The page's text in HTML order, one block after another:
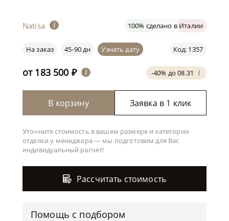
Natisa i 100% сделано в Италии
Код: 1357
На заказ 45-90 дн Узнать дату
-40% до 08.31 i
от 183 500 ₽ i
В корзину Заявка в 1 клик
Уточните стоимость в вашем размере и категории
отделки у менеджера — мы подготовим для Вас
индивидуальный расчет!
Рассчитать стоимость
Помощь с подбором